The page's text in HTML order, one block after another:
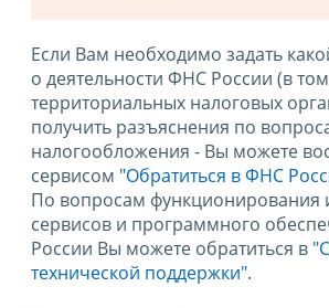
Если Вам необходимо задать
о деятельности ФНС России (в
территориальных налоговых
получить разъяснения по
налогообложения - Вы можете
сервисом "Обратиться в ФНС
По вопросам функционирования
сервисов и программного
России Вы можете обратиться в
технической поддержки".